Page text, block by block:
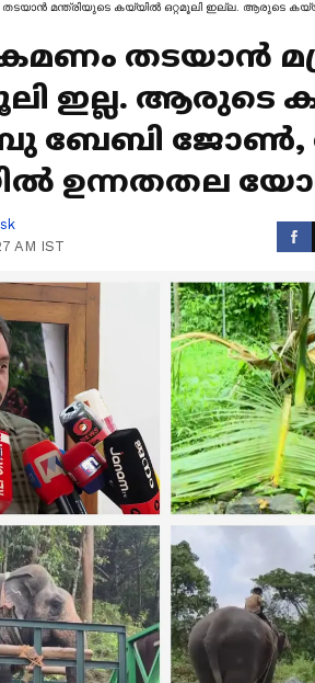
തടയാന്‍ മന്ത്രിയുടെ കയ്യിൽ ഒറ്റമൂലി ഇല്ല. ആരുടെ
തടയാന്‍
ഇല്ല. ആരുടെ
ബേബി ജോണ്‍,
ഉന്നതതല
AM IST